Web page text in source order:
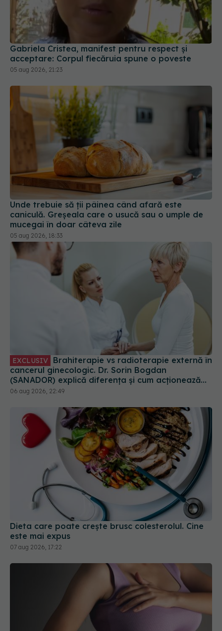
Gabriela Cristea, manifest pentru respect și
acceptare: Corpul fiecăruia spune o poveste
05 aug 2026, 21:23
Unde trebuie să ții pâinea când afară este
caniculă. Greșeala care o usucă sau o umple de
mucegai în doar câteva zile
05 aug 2026, 18:33
EXCLUSIV
cancerul ginecologic. Dr. Sorin Bogdan
(SANADOR) explică diferența și cum acționează
tratamentul
06 aug 2026, 22:49
Dieta care poate crește brusc colesterolul. Cine
este mai expus
07 aug 2026, 17:22